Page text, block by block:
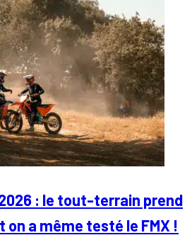
: le tout-terrain prend
a même testé le FMX !